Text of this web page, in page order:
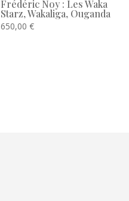
Frédéric Noy : Les Waka
Starz, Wakaliga, Ouganda
650,00 €